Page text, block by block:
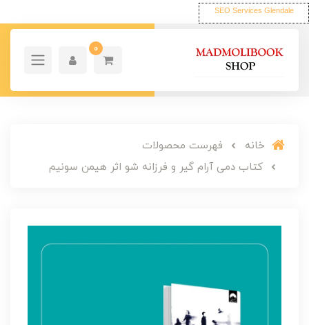
SEO Services Glendale
0
خانه
فهرست محصولات
کتاب دمی آرام گیر و فرزانه شو اثر هیمن سونیم